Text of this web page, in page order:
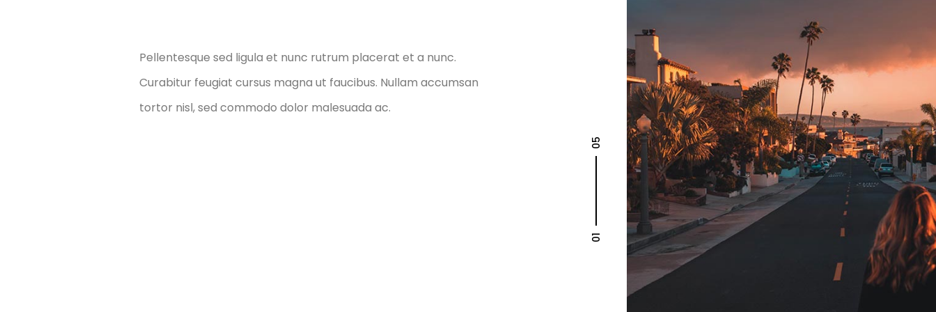
Pellentesque sed ligula et nunc rutrum placerat et a nunc.
Curabitur feugiat cursus magna ut faucibus. Nullam accumsan
tortor nisl, sed commodo dolor malesuada ac.
01
05